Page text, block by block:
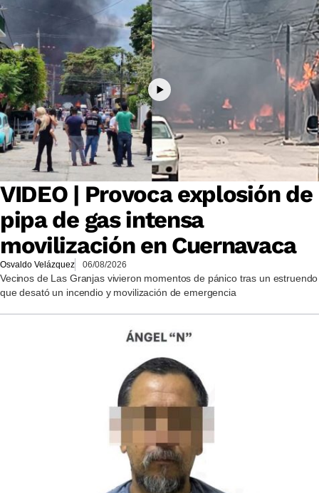
VIDEO | Provoca explosión de
pipa de gas intensa
movilización en Cuernavaca
Osvaldo Velázquez 06/08/2026
Vecinos de Las Granjas vivieron momentos de pánico tras un estruendo
que desató un incendio y movilización de emergencia